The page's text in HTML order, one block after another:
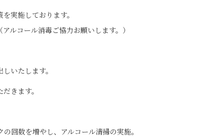
実施しております。
ルコール消毒ご協力お願いします。）
いたします。
きます。
回数を増やし、アルコール清掃の実施。